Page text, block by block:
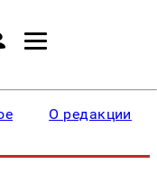
О редакции